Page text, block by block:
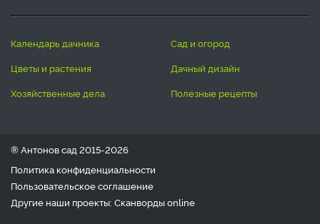
календарь дачника
сад и огород
цветы и растения
дачный дизайн
хозяйственные дела
полезные рецепты
® Антонов сад 2015-2026
Политика конфиденциальности
Пользовательское соглашение
Другие наши проекты: Сканвордыonline